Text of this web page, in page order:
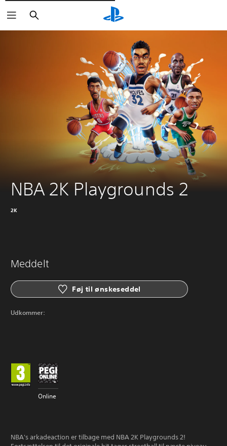
Søg
NBA 2K Playgrounds 2
2K
Meddelt
Føj til ønskeseddel
Udkommer:
Online
NBA's arkadeaction er tilbage med NBA 2K Playgrounds 2!